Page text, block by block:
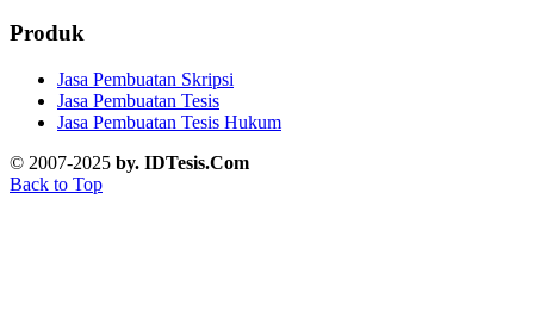
Produk
Jasa Pembuatan Skripsi
Jasa Pembuatan Tesis
Jasa Pembuatan Tesis Hukum
© 2007-2025 by. IDTesis.Com
Back to Top